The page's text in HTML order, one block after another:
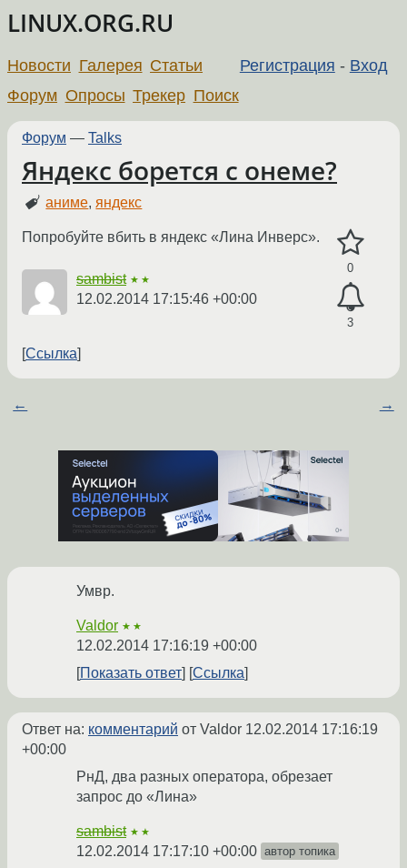
LINUX.ORG.RU
Регистрация - Вход
Новости Галерея Статьи
Форум Опросы Трекер Поиск
Форум — Talks
Яндекс борется с онеме?
аниме,яндекс
0
3
Попробуйте вбить в яндекс «Лина Инверс».
sambist ★★
12.02.2014 17:15:46 +00:00
Ссылка
← →
Умвр.
Valdor ★★
12.02.2014 17:16:19 +00:00
Показать ответ
Ссылка
Ответ на: комментарий от Valdor 12.02.2014 17:16:19
+00:00
РнД, два разных оператора, обрезает
запрос до «Лина»
sambist ★★
12.02.2014 17:17:10 +00:00 автор топика